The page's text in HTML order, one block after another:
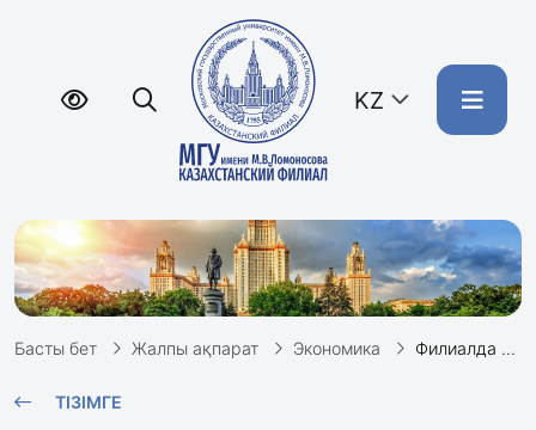
KZ
Басты бет Жалпы ақпарат Экономика Филиалда «Экономика» мамандығының бітіруші курс студенттерінің Қазақстан Республикасы Қаржы мониторингі агенттігінің өкілдерімен кездесуі болып өтті
ТІЗІМГЕ